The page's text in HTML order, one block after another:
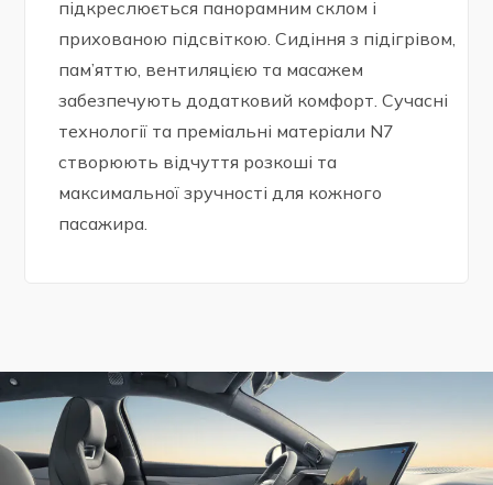
підкреслюється панорамним склом і
прихованою підсвіткою. Сидіння з підігрівом,
пам’яттю, вентиляцією та масажем
забезпечують додатковий комфорт. Сучасні
технології та преміальні матеріали N7
створюють відчуття розкоші та
максимальної зручності для кожного
пасажира.